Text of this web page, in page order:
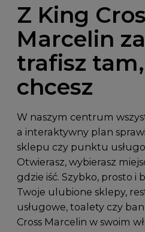
Z King
Marcelin
trafisz
chcesz
W naszym centrum
a interaktywny plan
sklepu czy punktu
Otwierasz, wybierasz
gdzie iść. Szybko, prosto i
Twoje ulubione sklepy,
usługowe, toalety czy
Cross Marcelin w swoim